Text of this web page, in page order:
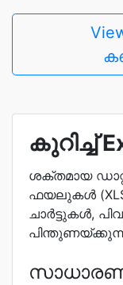
കുറിച്ച്
ശക്തമായ
ഫയലുകൾ
ചാർട്ടുകൾ,